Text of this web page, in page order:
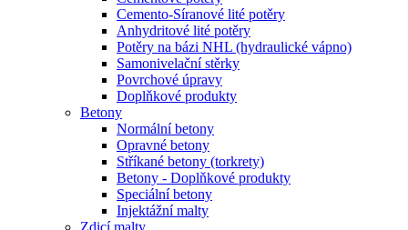
Cemento-Síranové lité potěry
Anhydritové lité potěry
Potěry na bázi NHL (hydraulické vápno)
Samonivelační stěrky
Povrchové úpravy
Doplňkové produkty
Betony
Normální betony
Opravné betony
Stříkané betony (torkrety)
Betony - Doplňkové produkty
Speciální betony
Injektážní malty
Zdicí malty